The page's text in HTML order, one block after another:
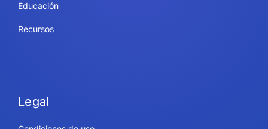
Educación
Recursos
Legal